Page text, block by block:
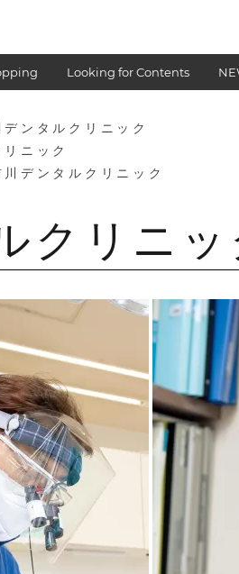
Looking for Contents
ンタルクリニック
ニック
デンタルクリニック
クリニッ